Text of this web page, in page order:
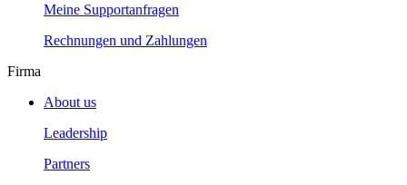
Meine Supportanfragen
Rechnungen und Zahlungen
Firma
About us
Leadership
Partners